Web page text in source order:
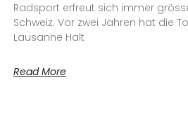
Radsport erfreut sich immer
Schweiz. Vor zwei Jahren hat die
Lausanne Halt
Read More